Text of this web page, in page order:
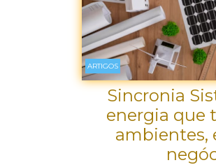
ARTIGOS
Sincronia
energia que
ambientes,